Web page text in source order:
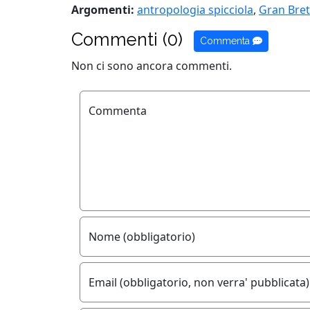
Argomenti: antropologia spicciola, Gran
Commenti (0) Commenta
Non ci sono ancora commenti.
Commenta
Nome (obbligatorio)
Email (obbligatorio, non verra' pubblicata)